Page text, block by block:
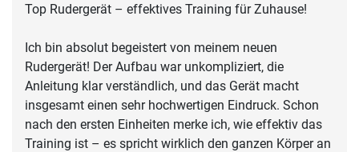
Top Rudergerät – effektives Training für Zuhause!
Ich bin absolut begeistert von meinem neuen
Rudergerät! Der Aufbau war unkompliziert, die
Anleitung klar verständlich, und das Gerät macht
insgesamt einen sehr hochwertigen Eindruck. Schon
nach den ersten Einheiten merke ich, wie effektiv das
Training ist – es spricht wirklich den ganzen Körper an